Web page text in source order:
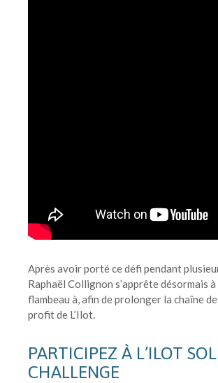
Après avoir porté ce défi pendant
Raphaël Collignon s’apprête désormais
flambeau à, afin de prolonger la chaîne
profit de L’Ilot.
PARTICIPEZ À L’ILOT
CHALLENGE